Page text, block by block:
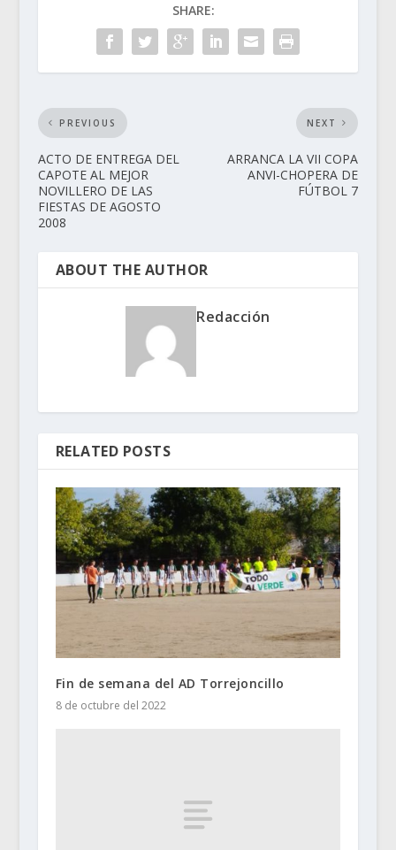
SHARE:
PREVIOUS
ACTO DE ENTREGA DEL
CAPOTE AL MEJOR
NOVILLERO DE LAS
FIESTAS DE AGOSTO
2008
NEXT
ARRANCA LA VII COPA
ANVI-CHOPERA DE
FÚTBOL 7
ABOUT THE AUTHOR
Redacción
RELATED POSTS
Fin de semana del AD Torrejoncillo
8 de octubre del 2022